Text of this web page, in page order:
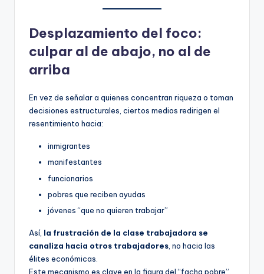
Desplazamiento del foco:
culpar al de abajo, no al de
arriba
En vez de señalar a quienes concentran riqueza o toman
decisiones estructurales, ciertos medios redirigen el
resentimiento hacia:
inmigrantes
manifestantes
funcionarios
pobres que reciben ayudas
jóvenes “que no quieren trabajar”
Así, la frustración de la clase trabajadora se
canaliza hacia otros trabajadores , no hacia las
élites económicas.
Este mecanismo es clave en la figura del “facha pobre”.